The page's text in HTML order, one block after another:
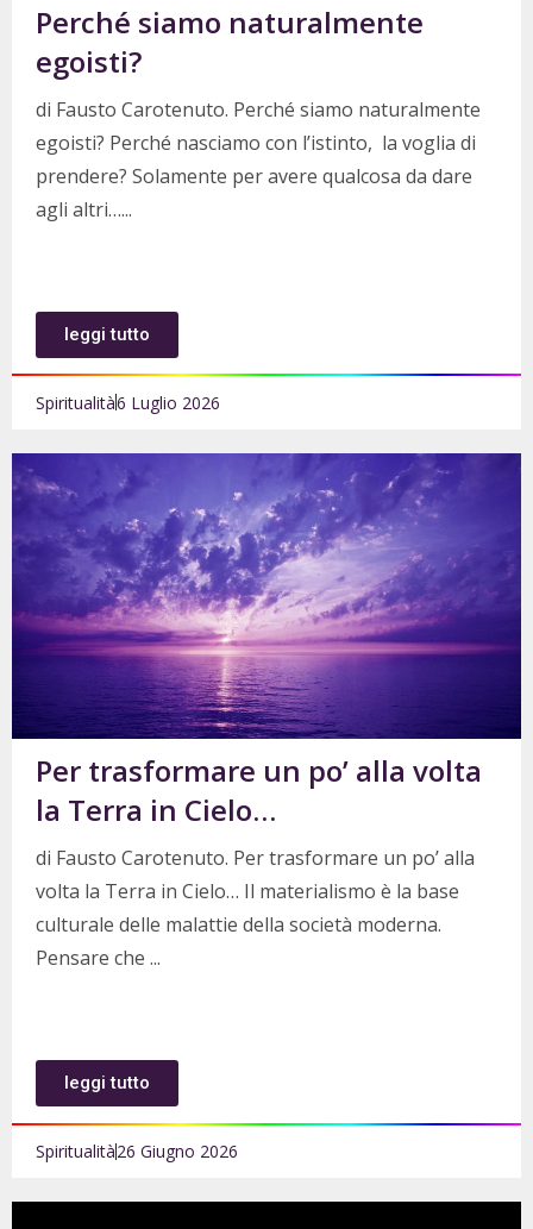
Perché siamo naturalmente
egoisti?
di Fausto Carotenuto. Perché siamo naturalmente
egoisti? Perché nasciamo con l’istinto, la voglia di
prendere? Solamente per avere qualcosa da dare
agli altri…
leggi tutto
Spiritualità6 Luglio 2026
Per trasformare un po’ alla volta
la Terra in Cielo…
di Fausto Carotenuto. Per trasformare un po’ alla
volta la Terra in Cielo… Il materialismo è la base
culturale delle malattie della società moderna.
Pensare che
leggi tutto
Spiritualità26 Giugno 2026